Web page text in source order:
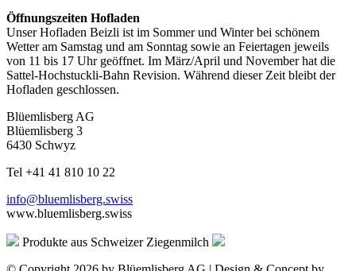
Öffnungszeiten Hofladen
Unser Hofladen Beizli ist im Sommer und Winter bei schönem
Wetter am Samstag und am Sonntag sowie an Feiertagen jeweils
von 11 bis 17 Uhr geöffnet. Im März/April und November hat die
Sattel-Hochstuckli-Bahn Revision. Während dieser Zeit bleibt der
Hofladen geschlossen.
Blüemlisberg AG
Blüemlisberg 3
6430 Schwyz
Tel +41 41 810 10 22
info@bluemlisberg.swiss
www.bluemlisberg.swiss
Produkte aus Schweizer Ziegenmilch